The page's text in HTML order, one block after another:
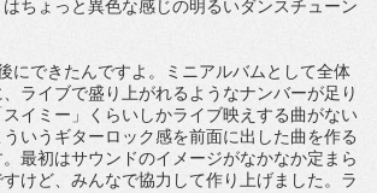
ちょっと異色な感じの明るいダンスチューン
にできたんですよ。ミニアルバムとして全体
ライブで盛り上がれるようなナンバーが足り
イミー」くらいしかライブ映えする曲がない
いうギターロック感を前面に出した曲を作る
最初はサウンドのイメージがなかなか定まら
けど、みんなで協力して作り上げました。ラ